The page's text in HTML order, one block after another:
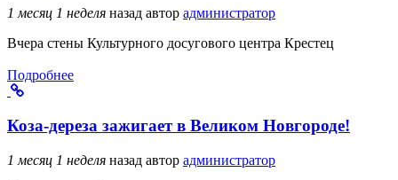
1 месяц 1 неделя назад автор администратор
Вчера стены Культурного досугового центра Крестец
Подробнее
Коза-дереза зажигает в Великом Новгороде!
1 месяц 1 неделя назад автор администратор